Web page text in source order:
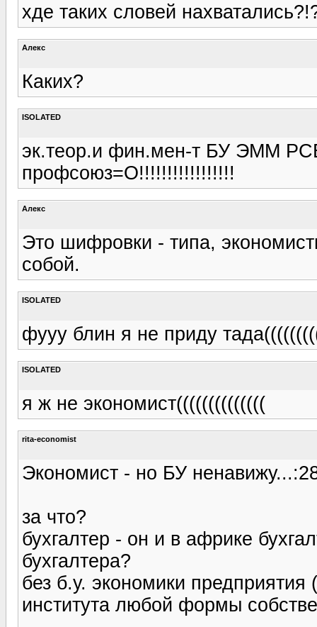
хде таких словей
Алекс
Каких?
ISOLATED
эк.теор.и фин.мен-т БУ ЭММ
профсоюз=О!!!!!!!!!!!!!!!!!
Алекс
Это шифровки - типа,
собой.
ISOLATED
фууу блин я не приду
ISOLATED
я ж не экономист((((((((((((((
rita-economist
Экономист - но БУ
за что?
бухгалтер - он и в африке
бухгалтера?
без б.у. экономики
института любой формы